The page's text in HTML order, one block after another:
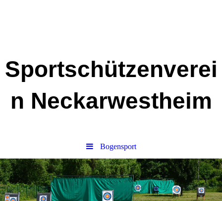
Sportschützenverei
n Neckarwestheim
Bogensport